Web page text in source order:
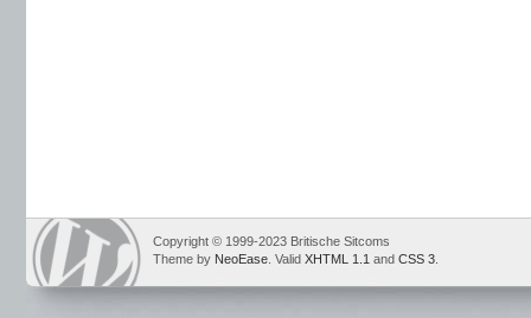
Copyright © 1999-2023 Britische Sitcoms
Theme by NeoEase . Valid XHTML 1.1 and CSS 3